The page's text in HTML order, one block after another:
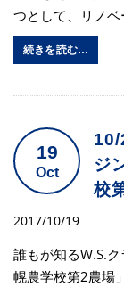
つとして、リノ
続きを読む…
19
Oct
10/
ジ
校
2017/10/19
誰もが知るW.S.
幌農学校第2農場